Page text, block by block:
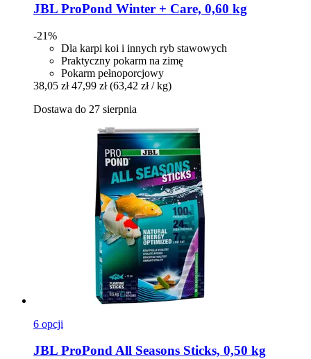
JBL ProPond Winter + Care, 0,60 kg
-21%
Dla karpi koi i innych ryb stawowych
Praktyczny pokarm na zimę
Pokarm pełnoporcjowy
38,05 zł 47,99 zł (63,42 zł / kg)
Dostawa do 27 sierpnia
6 opcji
JBL ProPond All Seasons Sticks, 0,50 kg